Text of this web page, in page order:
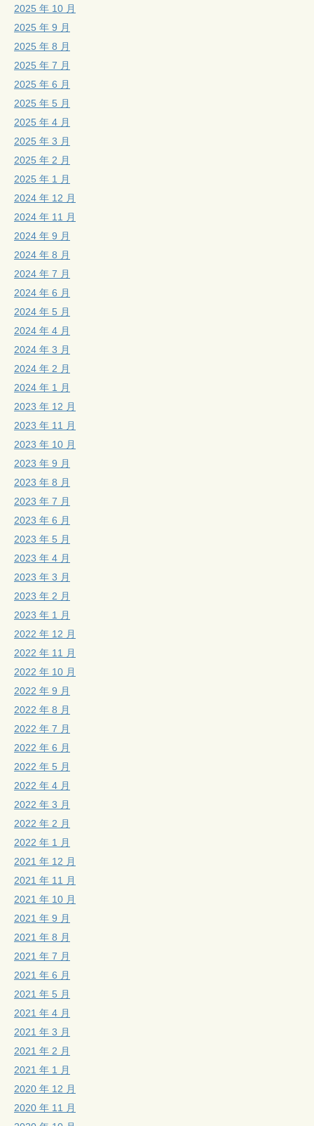
2025 年 10 月
2025 年 9 月
2025 年 8 月
2025 年 7 月
2025 年 6 月
2025 年 5 月
2025 年 4 月
2025 年 3 月
2025 年 2 月
2025 年 1 月
2024 年 12 月
2024 年 11 月
2024 年 9 月
2024 年 8 月
2024 年 7 月
2024 年 6 月
2024 年 5 月
2024 年 4 月
2024 年 3 月
2024 年 2 月
2024 年 1 月
2023 年 12 月
2023 年 11 月
2023 年 10 月
2023 年 9 月
2023 年 8 月
2023 年 7 月
2023 年 6 月
2023 年 5 月
2023 年 4 月
2023 年 3 月
2023 年 2 月
2023 年 1 月
2022 年 12 月
2022 年 11 月
2022 年 10 月
2022 年 9 月
2022 年 8 月
2022 年 7 月
2022 年 6 月
2022 年 5 月
2022 年 4 月
2022 年 3 月
2022 年 2 月
2022 年 1 月
2021 年 12 月
2021 年 11 月
2021 年 10 月
2021 年 9 月
2021 年 8 月
2021 年 7 月
2021 年 6 月
2021 年 5 月
2021 年 4 月
2021 年 3 月
2021 年 2 月
2021 年 1 月
2020 年 12 月
2020 年 11 月